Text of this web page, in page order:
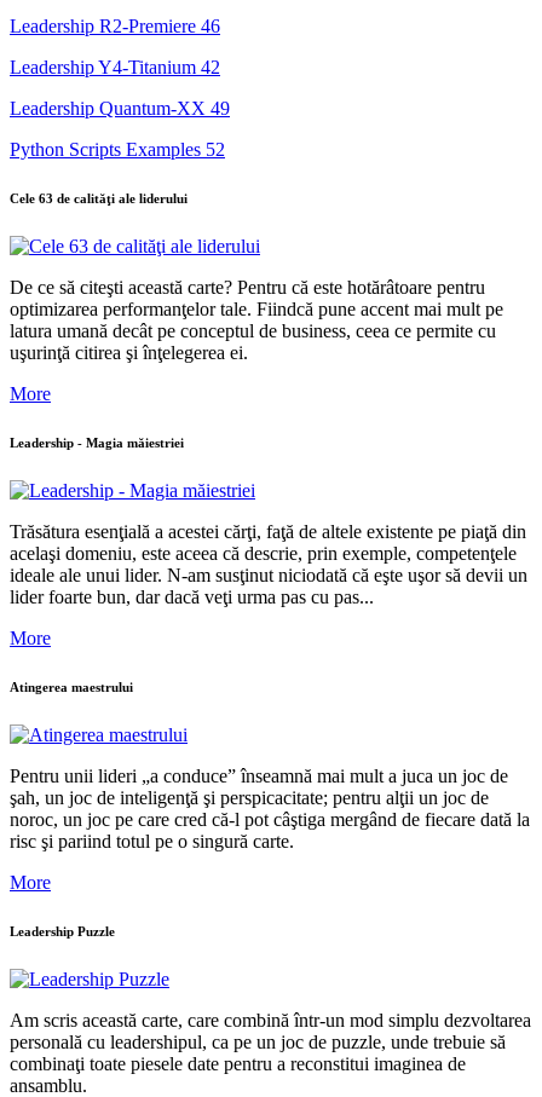
Leadership R2-Premiere 46
Leadership Y4-Titanium 42
Leadership Quantum-XX 49
Python Scripts Examples 52
Cele 63 de calităţi ale liderului
De ce să citeşti această carte? Pentru că este hotărâtoare pentru
optimizarea performanţelor tale. Fiindcă pune accent mai mult pe
latura umană decât pe conceptul de business, ceea ce permite cu
uşurinţă citirea şi înţelegerea ei.
More
Leadership - Magia măiestriei
Trăsătura esenţială a acestei cărţi, faţă de altele existente pe piaţă din
acelaşi domeniu, este aceea că descrie, prin exemple, competenţele
ideale ale unui lider. N-am susţinut niciodată că eşte uşor să devii un
lider foarte bun, dar dacă veţi urma pas cu pas...
More
Atingerea maestrului
Pentru unii lideri „a conduce” înseamnă mai mult a juca un joc de
şah, un joc de inteligenţă şi perspicacitate; pentru alţii un joc de
noroc, un joc pe care cred că-l pot câştiga mergând de fiecare dată la
risc şi pariind totul pe o singură carte.
More
Leadership Puzzle
Am scris această carte, care combină într-un mod simplu dezvoltarea
personală cu leadershipul, ca pe un joc de puzzle, unde trebuie să
combinaţi toate piesele date pentru a reconstitui imaginea de
ansamblu.